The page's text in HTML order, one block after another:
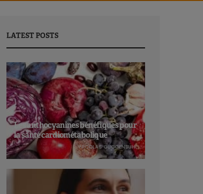
LATEST POSTS
Les anthocyanines bénéfiques pour
la santé cardiométabolique
NICOLAS GUGGENBÜHL